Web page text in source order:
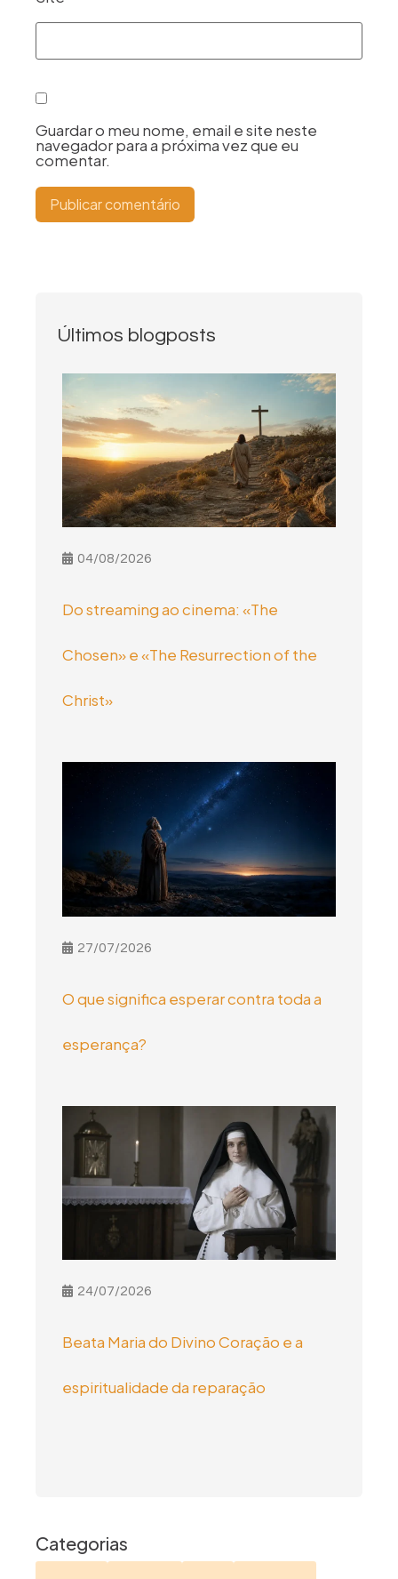
Guardar o meu nome, email e site neste
navegador para a próxima vez que eu
comentar.
Últimos blogposts
04/08/2026
Do streaming ao cinema: «The
Chosen» e «The Resurrection of the
Christ»
27/07/2026
O que significa esperar contra toda a
esperança?
24/07/2026
Beata Maria do Divino Coração e a
espiritualidade da reparação
Categorias